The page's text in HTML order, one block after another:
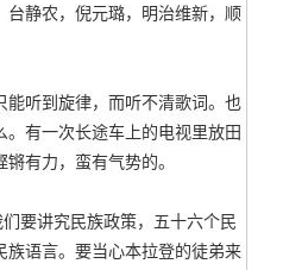
静农，倪元璐，明治维新，顺
能听到旋律，而听不清歌词。也
有一次长途车上的电视里放田
有力，蛮有气势的。
要讲究民族政策，五十六个民
语言。要当心本拉登的徒弟来